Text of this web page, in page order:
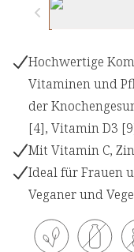
Hochwertige
Vitaminen und
der
[4], Vitamin D3
Mit Vitamin C,
Ideal für Frauen
Veganer und